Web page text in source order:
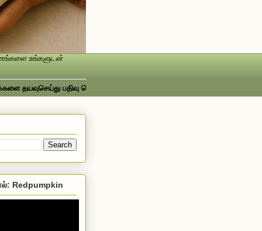
உங்களுடன்
பதிவு செய்யவும்...ஃபேஸ்புக்கில் பார்க்க http://www.facebook.com/
Redpumpkin